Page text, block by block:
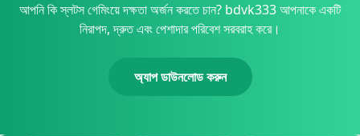
আপনি কি স্লটস গেমিংয়ে দক্ষতা অর্জন করতে চান? bdvk333 আপনাকে একটি
নিরাপদ, দ্রুত এবং পেশাদার পরিবেশ সরবরাহ করে।
অ্যাপ ডাউনলোড করুন